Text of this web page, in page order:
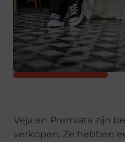
Veja en Premiata zijn
verkopen. Ze hebben